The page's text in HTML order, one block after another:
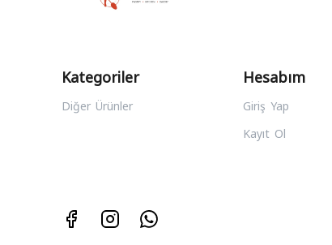
Kategoriler
Diğer Ürünler
Hesabım
Giriş Yap
Kayıt Ol